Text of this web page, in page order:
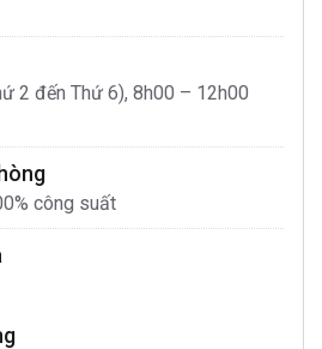
2 đến Thứ 6), 8h00 – 12h00
công suất